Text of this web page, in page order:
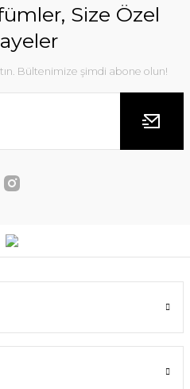
Size Özel
Bültenimize şimdi abone olun!